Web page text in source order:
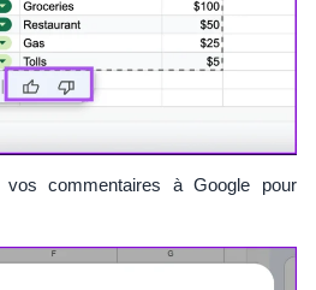
vos commentaires à Google pour